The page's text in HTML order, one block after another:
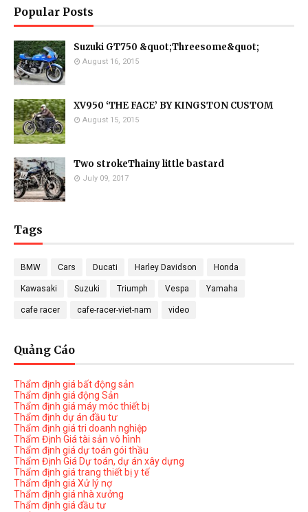
Popular Posts
Suzuki GT750 &quot;Threesome&quot;
August 16, 2015
XV950 ‘THE FACE’ BY KINGSTON CUSTOM
August 15, 2015
Two strokeThainy little bastard
July 09, 2017
Tags
BMW Cars Ducati Harley Davidson Honda
Kawasaki Suzuki Triumph Vespa Yamaha
cafe racer cafe-racer-viet-nam video
Quảng Cáo
Thẩm định giá bất động sản
Thẩm định giá động Sản
Thẩm định giá máy móc thiết bị
Thẩm định dự án đầu tư
Thẩm định giá tri doanh nghiệp
Thẩm Định Giá tài sản vô hình
Thẩm định giá dự toán gói thầu
Thẩm Định Giá Dự toán, dự án xây dựng
Thẩm định giá trang thiết bị y tế
Thẩm định giá Xử lý nợ
Thẩm định giá nhà xưởng
Thẩm định giá đầu tư